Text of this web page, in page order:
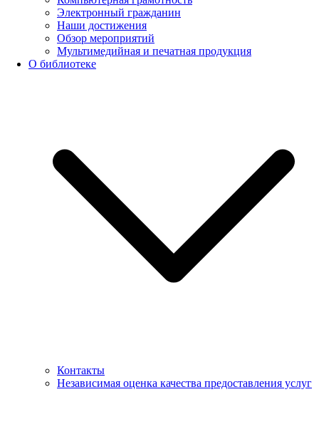
Электронный гражданин
Наши достижения
Обзор мероприятий
Мультимедийная и печатная продукция
О библиотеке
Контакты
Независимая оценка качества предоставления услуг